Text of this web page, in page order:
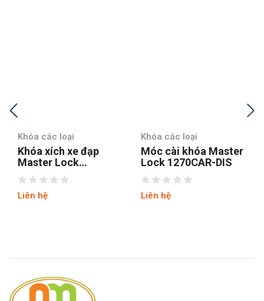
Khóa các loại
Móc cài khóa Master
Lock 1270CAR-DIS
Khóa các loại
Khóa vali TSA
Lock